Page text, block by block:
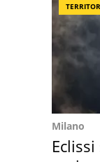
Milano